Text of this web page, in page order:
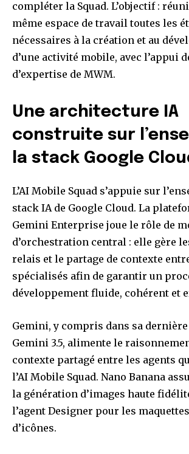
compléter la Squad. L’objectif :
même espace de travail toutes les
nécessaires à la création et au
d’une activité mobile, avec l’appui
d’expertise de MWM.
Une architecture IA
construite sur
la stack Google
L’AI Mobile Squad s’appuie sur
stack IA de Google Cloud. La
Gemini Enterprise joue le rôle de
d’orchestration central : elle gère
relais et le partage de contexte
spécialisés afin de garantir un
développement fluide, cohérent et
Gemini, y compris dans sa
Gemini 3.5, alimente le
contexte partagé entre les agents
l’AI Mobile Squad. Nano Banana
la génération d’images haute
l’agent Designer pour les
d’icônes.